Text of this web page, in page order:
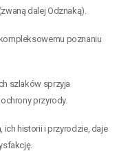
dalej Odznaką).
poznaniu
szlaków sprzyja
przyrody.
ich historii i przyrodzie, daje